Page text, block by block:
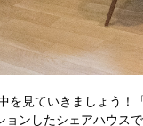
を見ていきましょう
ンしたシェアハウス